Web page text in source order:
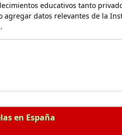
educativos tanto
agregar datos relevantes de la
en España